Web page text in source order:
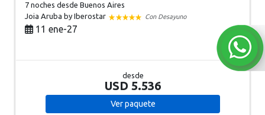
7 nochesdesde Buenos Aires
Joia Aruba by Iberostar
Con Desayuno
11 ene-27
desde
USD 5.536
Verpaquete